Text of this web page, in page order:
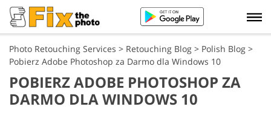
Photo Retouching Services > Retouching Blog > Polish Blog >
Pobierz Adobe Photoshop za Darmo dla Windows 10
POBIERZ ADOBE PHOTOSHOP ZA
DARMO DLA WINDOWS 10